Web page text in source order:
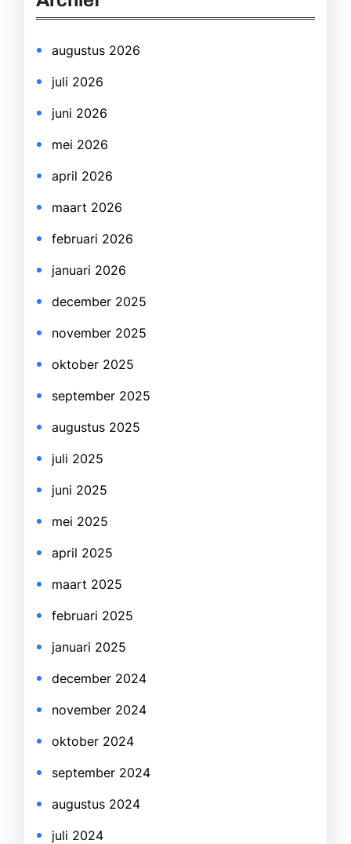
c
augustus 2026
juli 2026
juni 2026
mei 2026
april 2026
maart 2026
februari 2026
januari 2026
december 2025
november 2025
oktober 2025
september 2025
augustus 2025
juli 2025
juni 2025
mei 2025
april 2025
maart 2025
februari 2025
januari 2025
december 2024
november 2024
oktober 2024
september 2024
augustus 2024
juli 2024